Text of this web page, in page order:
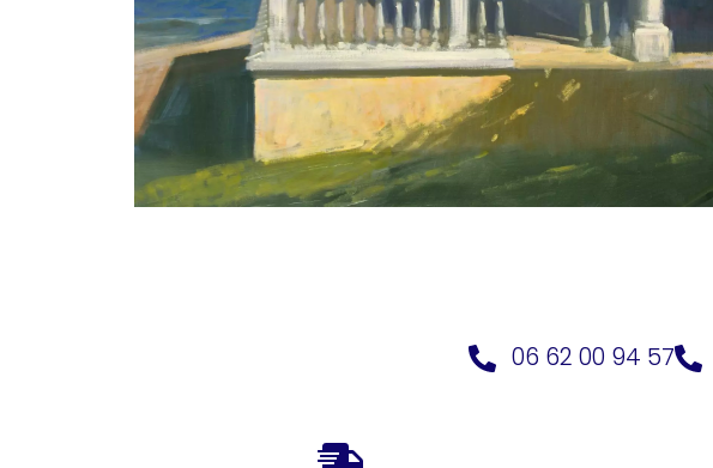
06 62 00 94 57